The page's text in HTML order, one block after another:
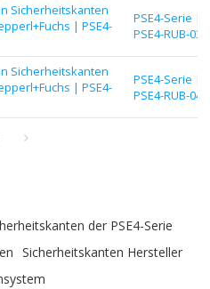
Sicherheitskanten
| PSE4-
PSE4-Serie |
PSE4-RUB-03
Sicherheitskanten
| PSE4-
PSE4-Serie |
PSE4-RUB-04
der PSE4-Serie
Sicherheitskanten Hersteller